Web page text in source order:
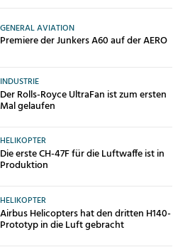
GENERAL AVIATION
Premiere der Junkers A60 auf der AERO
INDUSTRIE
Der Rolls-Royce UltraFan ist zum ersten
Mal gelaufen
HELIKOPTER
Die erste CH-47F für die Luftwaffe ist in
Produktion
HELIKOPTER
Airbus Helicopters hat den dritten H140-
Prototyp in die Luft gebracht